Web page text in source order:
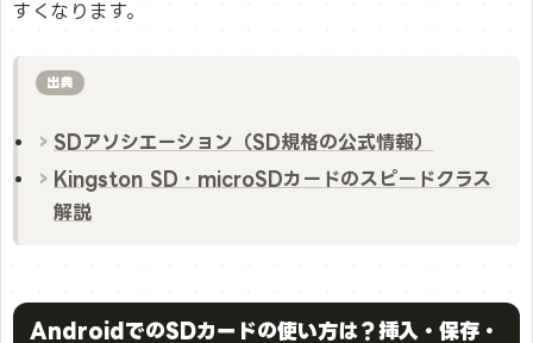
すくなります。
出典
SDアソシエーション（SD規格の公式情報）
Kingston SD・microSDカードのスピードクラス
解説
AndroidでのSDカードの使い方は？挿入・保存・